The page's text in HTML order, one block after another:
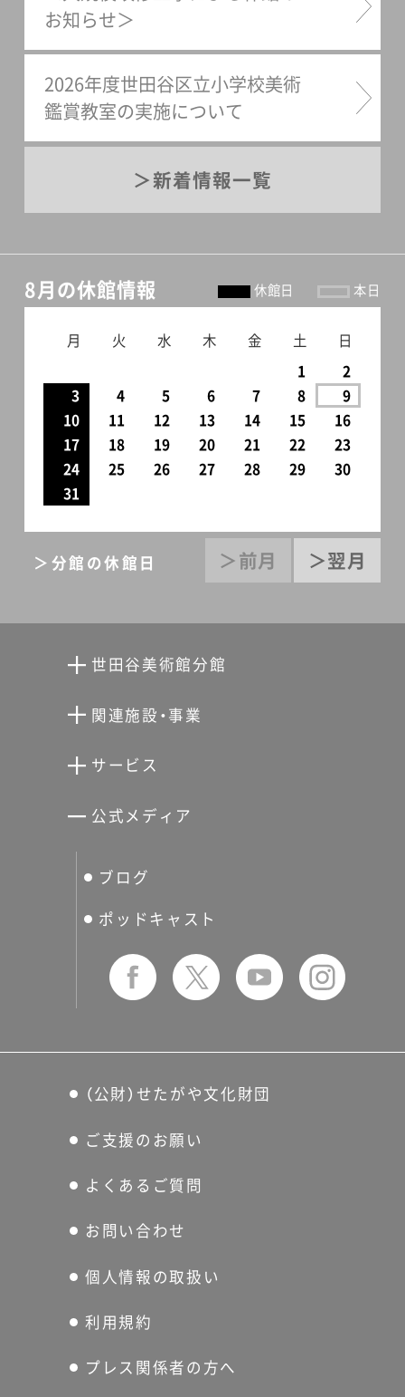
お知らせ＞
2026年度世田谷区立小学校美術
鑑賞教室の実施について
新着情報一覧
8月の休館情報 休館日 本日
月 火 水 木 金 土 日
1
2
3
4 5 6 7 8
9
10
11 12 13 14 15
16
17
18 19 20 21 22
23
24
25 26 27 28 29
30
31
＞前月 ＞翌月
＞分館の休館日
世田谷美術館分館
分館スケジュール
関連施設・事業
世田谷文学館
せたおん
サービス
せたがやアーツカード
友の会
公式メディア
ブログ
ポッドキャスト
（公財）せたがや文化財団
ご支援のお願い
よくあるご質問
お問い合わせ
個人情報の取扱い
利用規約
プレス関係者の方へ